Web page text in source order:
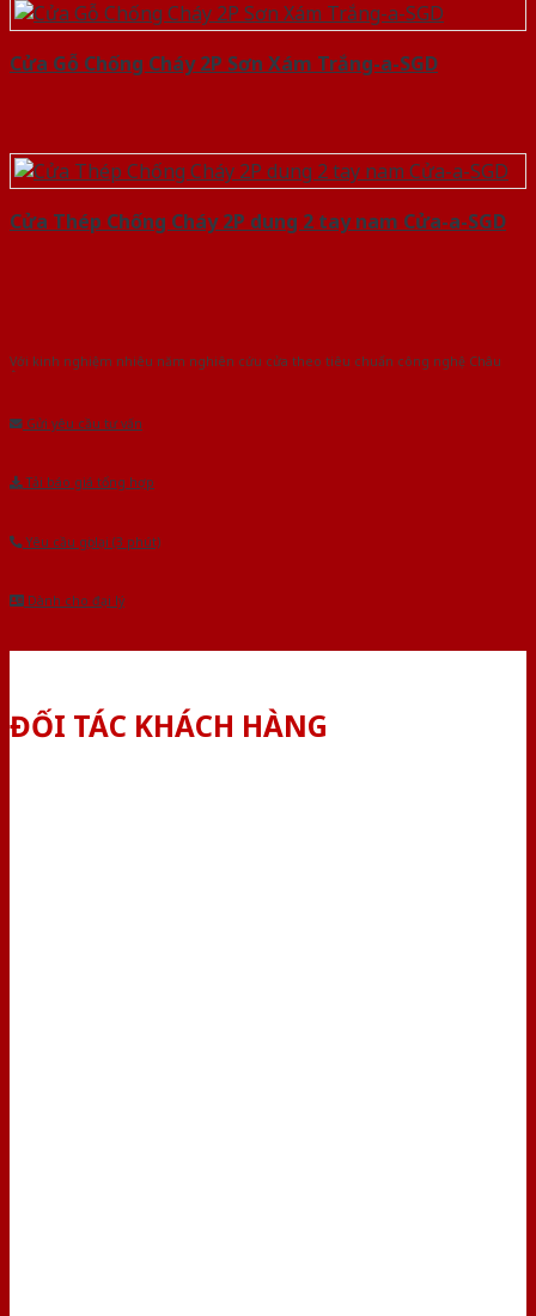
Cửa Gỗ Chống Cháy 2P Sơn Xám Trắng-a-SGD
Cửa Thép Chống Cháy 2P dung 2 tay nam Cửa-a-SGD
Với kinh nghiệm nhiêu năm nghiên cứu cửa theo tiêu chuẩn công nghệ Châu
Gửi yêu cầu tư vấn
Tải báo giá tổng hợp
Yêu cầu gọi lại (3 phút)
Dành cho đại lý
ĐỐI TÁC KHÁCH HÀNG